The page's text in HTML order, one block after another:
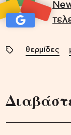
θερμίδες